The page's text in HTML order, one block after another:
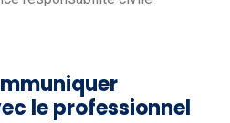
le professionnel